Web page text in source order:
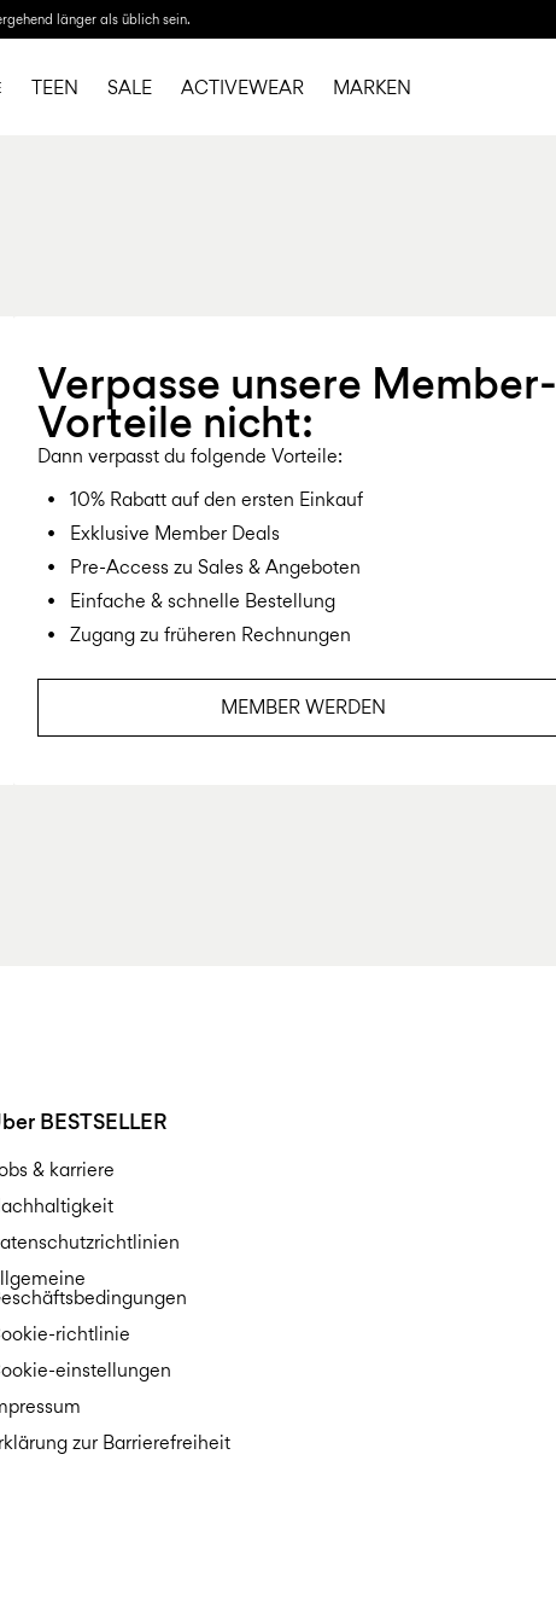
länger als üblich sein.
TEEN SALE ACTIVEWEAR MARKEN
Verpasse unsere Member-
Vorteile nicht:
Dann verpasst du folgende Vorteile:
10% Rabatt auf den ersten Einkauf
Exklusive Member Deals
Pre-Access zu Sales & Angeboten
Einfache & schnelle Bestellung
Zugang zu früheren Rechnungen
MEMBER WERDEN
BESTSELLER
& karriere
richtlinie
einstellungen
zur Barrierefreiheit